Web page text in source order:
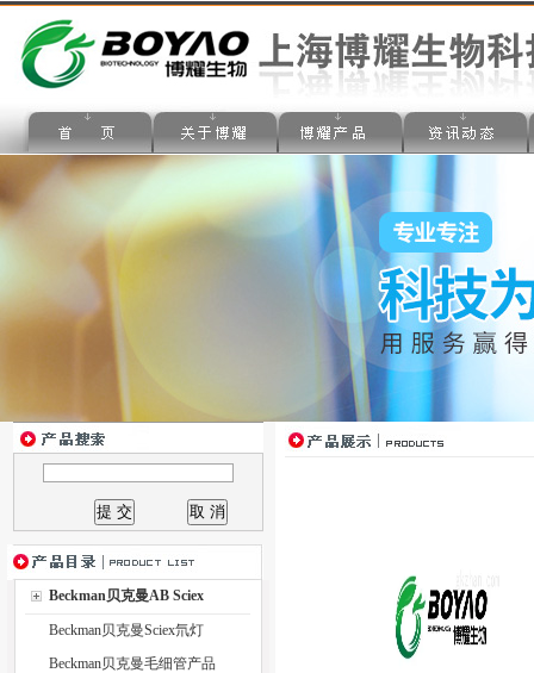
Beckman贝克曼AB Sciex
Beckman贝克曼Sciex氘灯
Beckman贝克曼毛细管产品